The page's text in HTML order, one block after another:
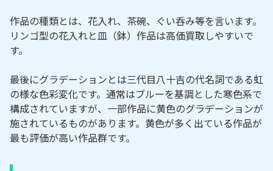
作品の種類とは、花入れ、茶碗、ぐい呑み等を言います。
リンゴ型の花入れと皿（鉢）作品は高価買取しやすいで
す。
最後にグラデーションとは三代目八十吉の代名詞である虹
の様な色彩変化です。通常はブルーを基調とした寒色系で
構成されていますが、一部作品に黄色のグラデーションが
施されているものがあります。黄色が多く出ている作品が
最も評価が高い作品群です。